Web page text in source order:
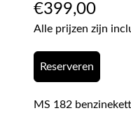
€399,00
Alle prijzen zijn
Reserveren
MS 182